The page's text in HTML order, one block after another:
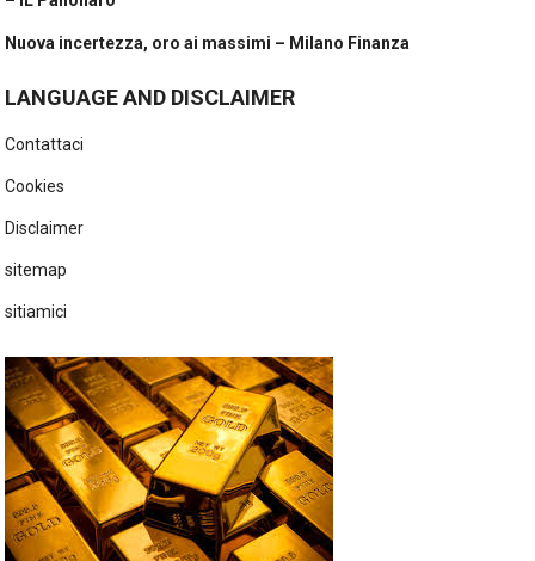
Nuova incertezza, oro ai massimi – Milano Finanza
LANGUAGE AND DISCLAIMER
Contattaci
Cookies
Disclaimer
sitemap
sitiamici